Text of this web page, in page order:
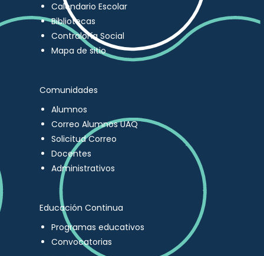
Calendario Escolar
Bibliotecas
Contraloría Social
Mapa de sitio
Comunidades
Alumnos
Correo Alumnos UAQ
Solicitud Correo
Docentes
Administrativos
Educación Continua
Programas educativos
Convocatorias